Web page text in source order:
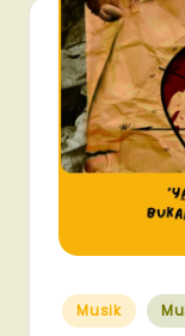
Posted
in
Musik